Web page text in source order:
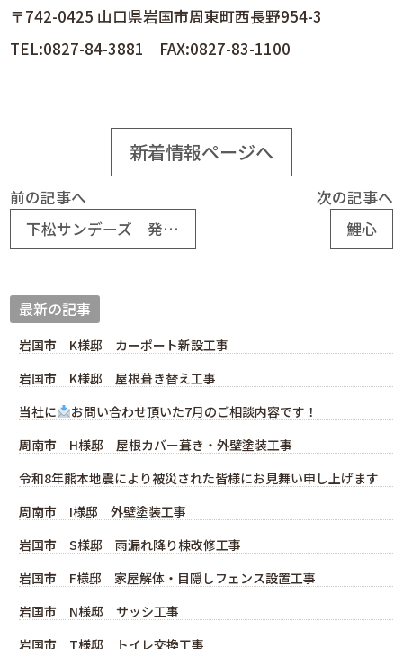
〒742-0425 山口県岩国市周東町西長野954-3
TEL:0827-84-3881 FAX:0827-83-1100
新着情報ページへ
前の記事へ
下松サンデーズ 発動！！
次の記事へ
鯉心
最新の記事
岩国市 K様邸 カーポート新設工事
岩国市 K様邸 屋根葺き替え工事
当社に
お問い合わせ頂いた7月のご相談内容です！
周南市 H様邸 屋根カバー葺き・外壁塗装工事
令和8年熊本地震により被災された皆様にお見舞い申し上げます
周南市 I様邸 外壁塗装工事
岩国市 S様邸 雨漏れ降り棟改修工事
岩国市 F様邸 家屋解体・目隠しフェンス設置工事
岩国市 N様邸 サッシ工事
岩国市 T様邸 トイレ交換工事